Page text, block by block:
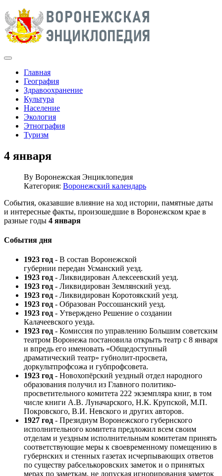
Главная
География
Здравоохранение
Культура
Население
Экология
Этнография
Туризм
4 января
By Воронежская Энциклопедия
Категория: Воронежский календарь
События, оказавшие влияние на ход истории, памятные даты
и интересные факты, произошедшие в Воронежском крае в
разные годы 4 января
События дня
1923 год - В состав Воронежской
губернии передан Усманский уезд.
1923 год - Ликвидирован Алексеевский уезд.
1923 год - Ликвидирован Землянский уезд.
1923 год - Ликвидирован Коротоякский уезд.
1923 год - Образован Россошанский уезд.
1923 год - Утверждено Решение о создании
Калачеевского уезда.
1923 год - Комиссия по управлению Большим советским
театром Воронежа постановила открыть театр с 8 января
и впредь его именовать «Общедоступный
драматический театр» губнолит-просвета,
доркультпрофсожа и губпрофсовета.
1923 год - Новохопёрский уездный отдел народного
образования получил из Главного политико-
просветительного комитета 222 экземпляра книг, в том
числе книги А.В. Луначарского, Н.К. Крупской, М.П.
Покровского, В.И. Невского и других авторов.
1927 год - Президиум Воронежского губернского
исполнительного комитета предложил всем своим
отделам и уездным исполнительным комитетам принять
соответствующие меры к своевременному помещению в
губернских и стенных газетах исчерпывающих ответов
по существу рабселькоровских заметок и о принятых
мерах по заметкам, не допуская игнорирования заметок